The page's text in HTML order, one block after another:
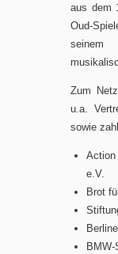
aus dem
Oud-
seinem
Zum
u.a.
sowie
e.V.
Brot